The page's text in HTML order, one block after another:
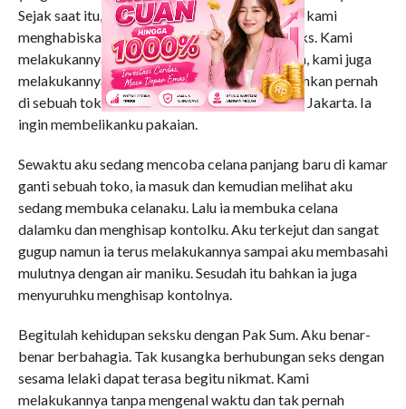
Sejak saat itu, setiap kami bisa berduaan, pasti kami
menghabiskan waktu dengan berhubungan seks. Kami
melakukannya di mana saja. Selain di kamarnya, kami juga
melakukannya di kamar mandi, di mobilnya bahkan pernah
di sebuah toko waktu Pak Sum mengajakku ke Jakarta. Ia
ingin membelikanku pakaian.
Sewaktu aku sedang mencoba celana panjang baru di kamar
ganti sebuah toko, ia masuk dan kemudian melihat aku
sedang membuka celanaku. Lalu ia membuka celana
dalamku dan menghisap kontolku. Aku terkejut dan sangat
gugup namun ia terus melakukannya sampai aku membasahi
mulutnya dengan air maniku. Sesudah itu bahkan ia juga
menyuruhku menghisap kontolnya.
Begitulah kehidupan seksku dengan Pak Sum. Aku benar-
benar berbahagia. Tak kusangka berhubungan seks dengan
sesama lelaki dapat terasa begitu nikmat. Kami
melakukannya tanpa mengenal waktu dan tak pernah